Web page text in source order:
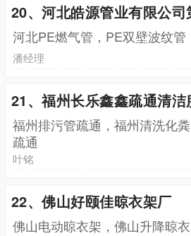
20、河北皓源管业有限公司
河北PE燃气管，PE双壁波纹管
潘经理
21、福州长乐鑫鑫疏通清洁
福州排污管疏通，福州清洗化
疏通
叶铭
22、佛山好颐佳晾衣架厂
佛山电动晾衣架，佛山升降晾